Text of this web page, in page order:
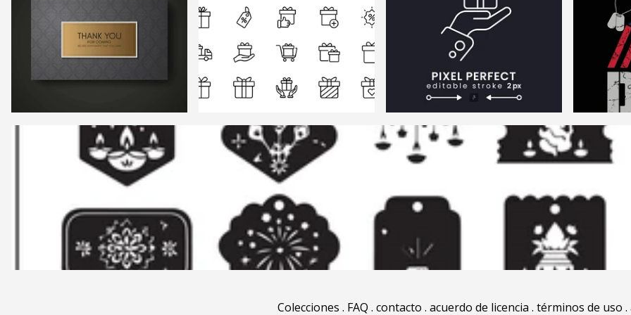
Colecciones . FAQ . contacto . acuerdo de licencia . términos de uso .